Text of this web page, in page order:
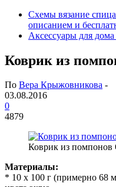
Схемы вязание
описанием и
Аксессуары для
Коврик из
По Вера Крыжовникова -
03.08.2016
0
4879
Коврик из помпонов
Материалы:
* 10 х 100 г (примерно 68